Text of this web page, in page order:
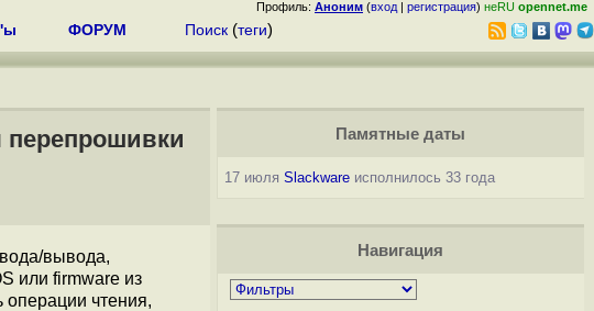
Профиль: Аноним (вход | регистрация) неRU opennet.me
ФОРУМ Поиск (теги)
перепрошивки
вывода,
или firmware из
чтения,
Памятные даты
17 июля Slackwareисполнилось 33 года
Навигация